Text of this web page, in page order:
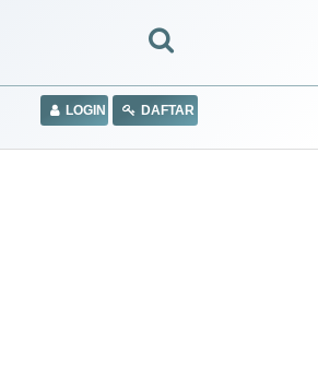
LOGIN DAFTAR